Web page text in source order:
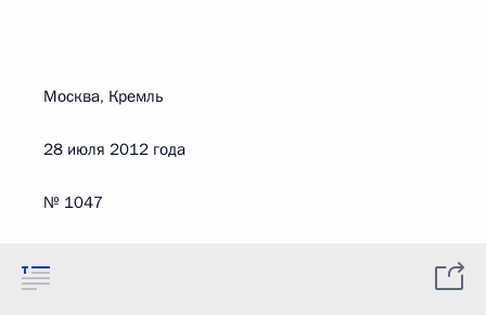
Москва, Кремль
28 июля 2012 года
№ 1047